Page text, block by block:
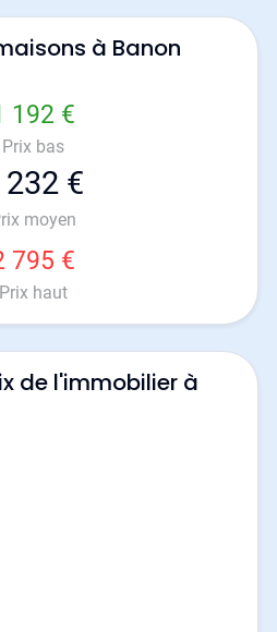
à Banon
192 €
Prix bas
232 €
moyen
795 €
Prix haut
de l'immobilier à